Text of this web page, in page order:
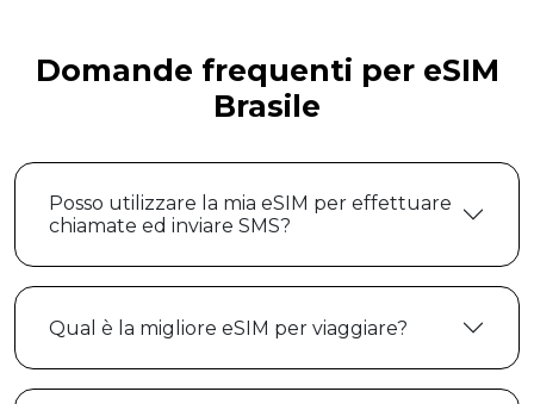
Domande frequenti per eSIM
Brasile
Posso utilizzare la mia eSIM per effettuare
chiamate ed inviare SMS?
Qual è la migliore eSIM per viaggiare?